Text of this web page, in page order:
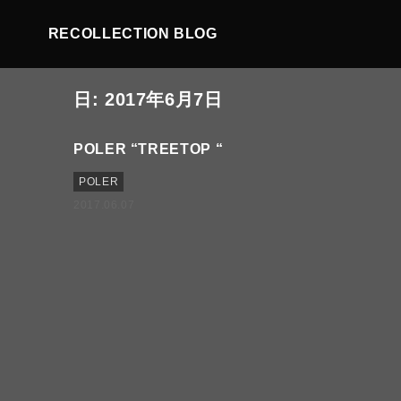
RECOLLECTION BLOG
日: 2017年6月7日
POLER “TREETOP “
POLER